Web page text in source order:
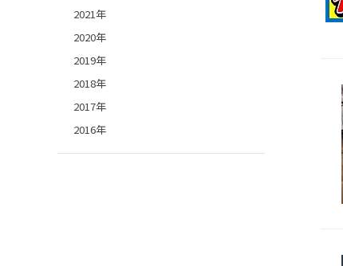
2021年
2020年
2019年
2018年
2017年
2016年